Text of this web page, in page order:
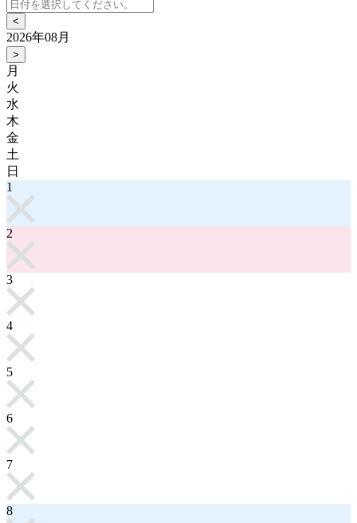
<
2026年08月
>
月
火
水
木
金
土
日
1
2
3
4
5
6
7
8